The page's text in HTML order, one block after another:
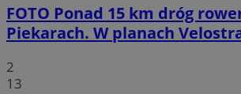
FOTO Ponad 15 km dróg
Piekarach. W planach
2
13